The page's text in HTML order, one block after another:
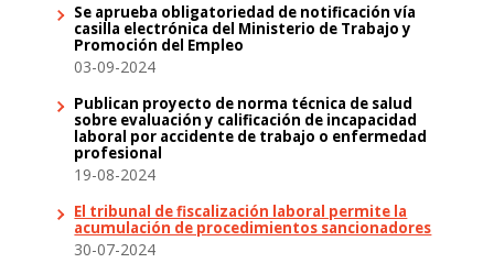
Se aprueba obligatoriedad de notificación vía
casilla electrónica del Ministerio de Trabajo y
Promoción del Empleo
03-09-2024
Publican proyecto de norma técnica de salud
sobre evaluación y calificación de incapacidad
laboral por accidente de trabajo o enfermedad
profesional
19-08-2024
El tribunal de fiscalización laboral permite la
acumulación de procedimientos sancionadores
30-07-2024